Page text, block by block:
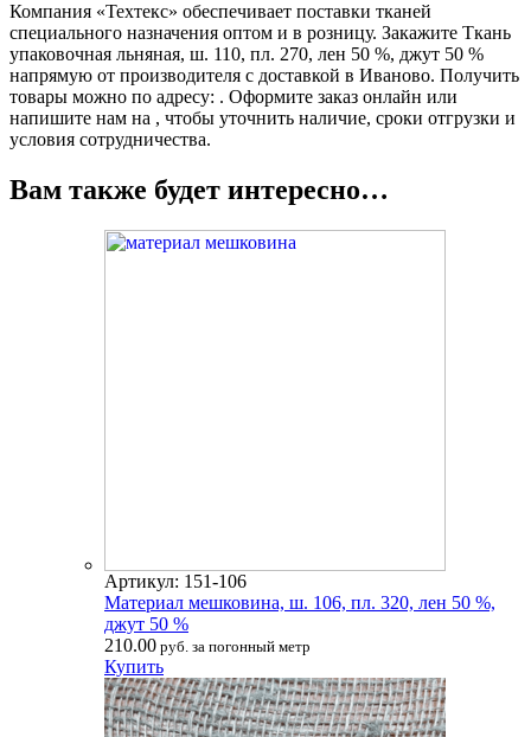
Компания «Техтекс» обеспечивает поставки тканей
специального назначения оптом и в розницу. Закажите Ткань
упаковочная льняная, ш. 110, пл. 270, лен 50 %, джут 50 %
напрямую от производителя с доставкой в Иваново. Получить
товары можно по адресу: . Оформите заказ онлайн или
напишите нам на , чтобы уточнить наличие, сроки отгрузки и
условия сотрудничества.
Вам также будет интересно…
Артикул: 151-106
Материал мешковина, ш. 106, пл. 320, лен 50 %,
джут 50 %
210.00 руб. за погонный метр
Купить